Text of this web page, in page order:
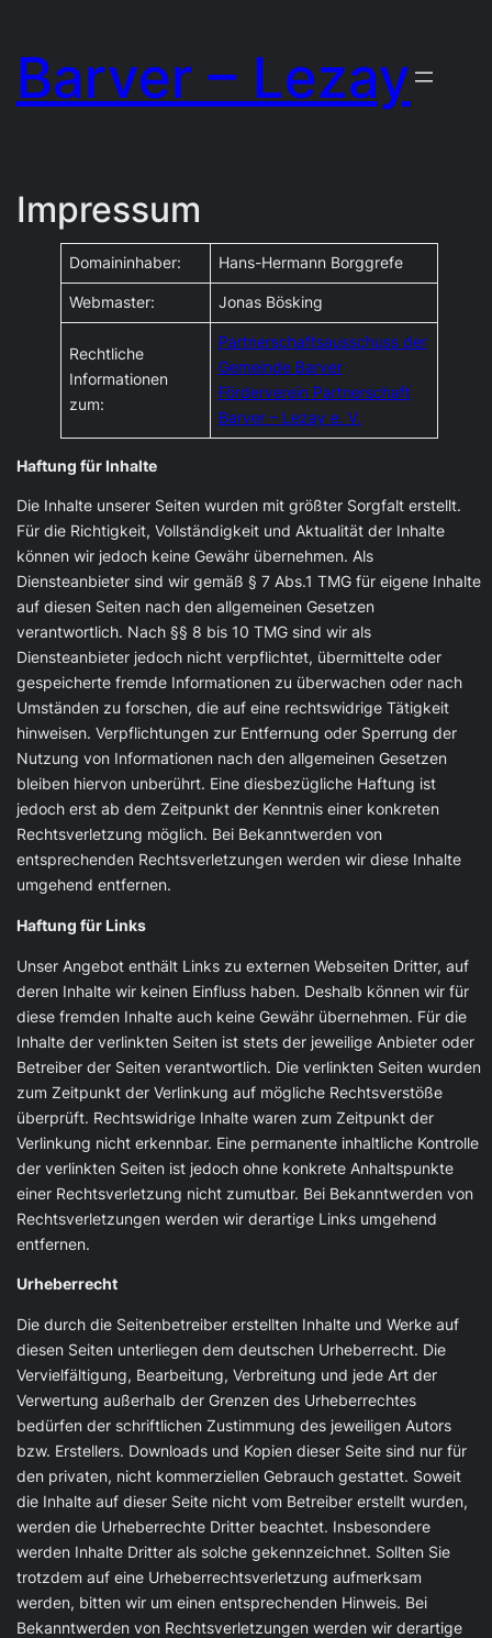
Inhalt
springen
Barver – Lezay
Impressum
Domaininhaber: Hans-Hermann Borggrefe
Webmaster: Jonas Bösking
Rechtliche
Informationen
zum:
Partnerschaftsausschuss der
Gemeinde Barver
Förderverein Partnerschaft
Barver – Lezay e. V.
Haftung für Inhalte
Die Inhalte unserer Seiten wurden mit größter Sorgfalt erstellt.
Für die Richtigkeit, Vollständigkeit und Aktualität der Inhalte
können wir jedoch keine Gewähr übernehmen. Als
Diensteanbieter sind wir gemäß § 7 Abs.1 TMG für eigene Inhalte
auf diesen Seiten nach den allgemeinen Gesetzen
verantwortlich. Nach §§ 8 bis 10 TMG sind wir als
Diensteanbieter jedoch nicht verpflichtet, übermittelte oder
gespeicherte fremde Informationen zu überwachen oder nach
Umständen zu forschen, die auf eine rechtswidrige Tätigkeit
hinweisen. Verpflichtungen zur Entfernung oder Sperrung der
Nutzung von Informationen nach den allgemeinen Gesetzen
bleiben hiervon unberührt. Eine diesbezügliche Haftung ist
jedoch erst ab dem Zeitpunkt der Kenntnis einer konkreten
Rechtsverletzung möglich. Bei Bekanntwerden von
entsprechenden Rechtsverletzungen werden wir diese Inhalte
umgehend entfernen.
Haftung für Links
Unser Angebot enthält Links zu externen Webseiten Dritter, auf
deren Inhalte wir keinen Einfluss haben. Deshalb können wir für
diese fremden Inhalte auch keine Gewähr übernehmen. Für die
Inhalte der verlinkten Seiten ist stets der jeweilige Anbieter oder
Betreiber der Seiten verantwortlich. Die verlinkten Seiten wurden
zum Zeitpunkt der Verlinkung auf mögliche Rechtsverstöße
überprüft. Rechtswidrige Inhalte waren zum Zeitpunkt der
Verlinkung nicht erkennbar. Eine permanente inhaltliche Kontrolle
der verlinkten Seiten ist jedoch ohne konkrete Anhaltspunkte
einer Rechtsverletzung nicht zumutbar. Bei Bekanntwerden von
Rechtsverletzungen werden wir derartige Links umgehend
entfernen.
Urheberrecht
Die durch die Seitenbetreiber erstellten Inhalte und Werke auf
diesen Seiten unterliegen dem deutschen Urheberrecht. Die
Vervielfältigung, Bearbeitung, Verbreitung und jede Art der
Verwertung außerhalb der Grenzen des Urheberrechtes
bedürfen der schriftlichen Zustimmung des jeweiligen Autors
bzw. Erstellers. Downloads und Kopien dieser Seite sind nur für
den privaten, nicht kommerziellen Gebrauch gestattet. Soweit
die Inhalte auf dieser Seite nicht vom Betreiber erstellt wurden,
werden die Urheberrechte Dritter beachtet. Insbesondere
werden Inhalte Dritter als solche gekennzeichnet. Sollten Sie
trotzdem auf eine Urheberrechtsverletzung aufmerksam
werden, bitten wir um einen entsprechenden Hinweis. Bei
Bekanntwerden von Rechtsverletzungen werden wir derartige